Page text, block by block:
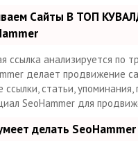
Сайты В ТОП
ссылка анализируется по
делает продвижение
ссылки, статьи,
SeoHammer для
делать SeoHammer